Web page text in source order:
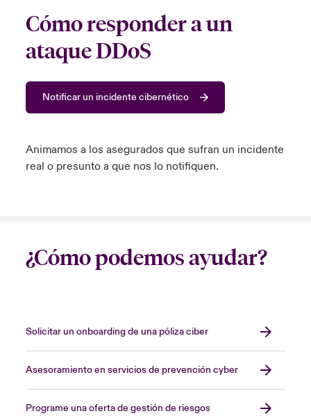
Cómo responder a un
ataque DDoS
Notificar un incidente cibernético
Animamos a los asegurados que sufran un incidente
real o presunto a que nos lo notifiquen.
¿Cómo podemos ayudar?
Solicitar un onboarding de una póliza ciber
Asesoramiento en servicios de prevención cyber
Programe una oferta de gestión de riesgos